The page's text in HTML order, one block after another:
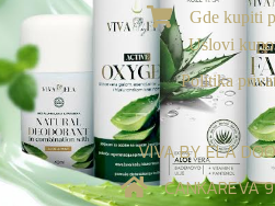
Gde kupiti
Uslovi
Politika
VIVA BY ELA
CANKAREVA
Loyalty & Preporuka
Spojite porudžbine i uzmite
⭐ Tvoj Viva sistem vernosti
Viva nagrade za